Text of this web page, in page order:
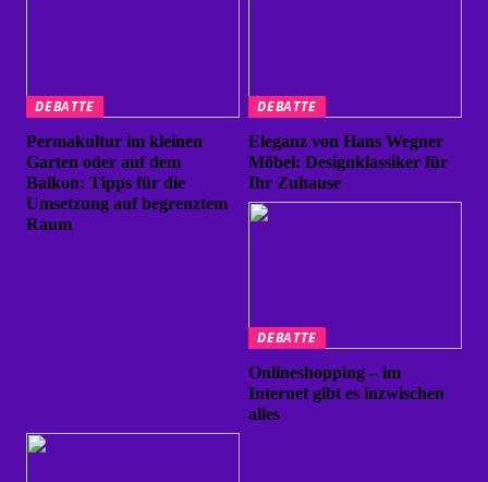
DEBATTE
Permakultur im kleinen
Garten oder auf dem
Balkon: Tipps für die
Umsetzung auf begrenztem
Raum
DEBATTE
Eleganz von Hans Wegner
Möbel: Designklassiker für
Ihr Zuhause
DEBATTE
Onlineshopping – im
Internet gibt es inzwischen
alles